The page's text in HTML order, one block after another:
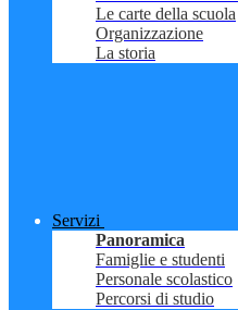
Le carte della scuola
Organizzazione
La storia
Servizi
Panoramica
Famiglie e studenti
Personale scolastico
Percorsi di studio